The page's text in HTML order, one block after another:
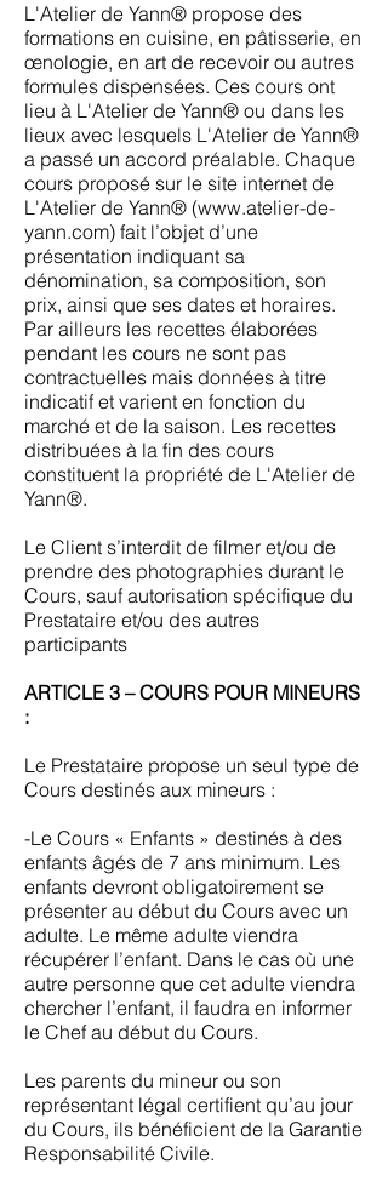
L'Atelier de Yann® propose des
formations en cuisine, en pâtisserie, en
œnologie, en art de recevoir ou autres
formules dispensées. Ces cours ont
lieu à L'Atelier de Yann® ou dans les
lieux avec lesquels L'Atelier de Yann®
a passé un accord préalable. Chaque
cours proposé sur le site internet de
L'Atelier de Yann® (www.atelier-de-
yann.com) fait l’objet d’une
présentation indiquant sa
dénomination, sa composition, son
prix, ainsi que ses dates et horaires.
Par ailleurs les recettes élaborées
pendant les cours ne sont pas
contractuelles mais données à titre
indicatif et varient en fonction du
marché et de la saison. Les recettes
distribuées à la fin des cours
constituent la propriété de L'Atelier de
Yann®.
Le Client s’interdit de filmer et/ou de
prendre des photographies durant le
Cours, sauf autorisation spécifique du
Prestataire et/ou des autres
participants
ARTICLE 3 – COURS POUR MINEURS
:
Le Prestataire propose un seul type de
Cours destinés aux mineurs :
-Le Cours « Enfants » destinés à des
enfants âgés de 7 ans minimum. Les
enfants devront obligatoirement se
présenter au début du Cours avec un
adulte. Le même adulte viendra
récupérer l’enfant. Dans le cas où une
autre personne que cet adulte viendra
chercher l’enfant, il faudra en informer
le Chef au début du Cours.
Les parents du mineur ou son
représentant légal certifient qu’au jour
du Cours, ils bénéficient de la Garantie
Responsabilité Civile.